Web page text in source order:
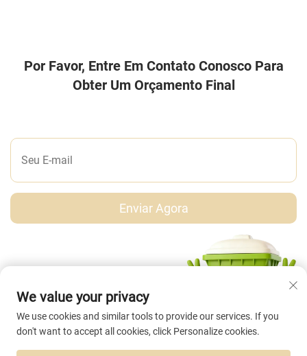
Por Favor, Entre Em Contato Conosco Para
Obter Um Orçamento Final
Enviar Agora
We value your privacy
We use cookies and similar tools to provide our services. If you
don't want to accept all cookies, click Personalize cookies.